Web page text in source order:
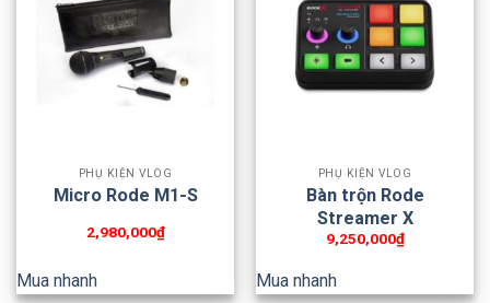
PHỤ KIỆN VLOG
Micro Rode M1-S
2,980,000₫
Mua nhanh
PHỤ KIỆN VLOG
Bàn trộn Rode
Streamer X
9,250,000₫
Mua nhanh